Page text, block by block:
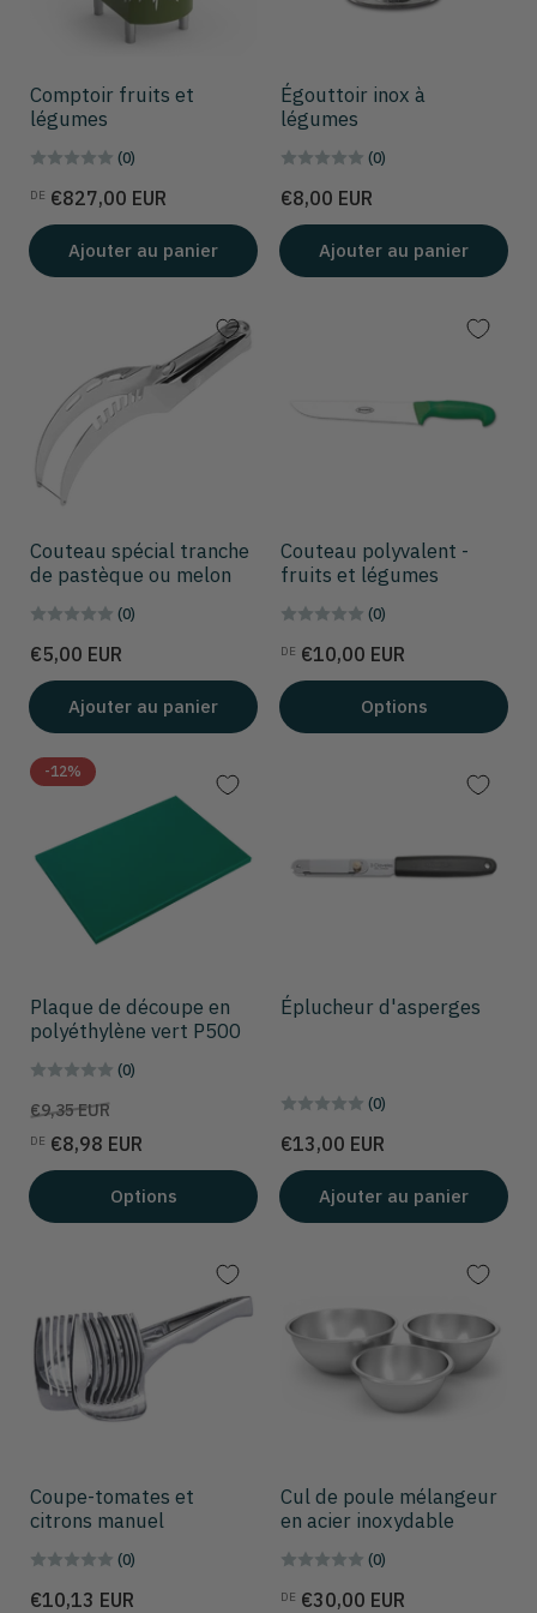
Comptoir fruits et
légumes
(0)
Prix
DE €827,00 EUR
Ajouter au panier
Égouttoir inox à
légumes
(0)
Prix
€8,00 EUR
Ajouter au panier
Couteau spécial tranche
de pastèque ou melon
(0)
Prix
€5,00 EUR
Ajouter au panier
Couteau polyvalent -
fruits et légumes
(0)
Prix
DE €10,00 EUR
Options
-12%
Plaque de découpe en
polyéthylène vert P500
(0)
Prix
€9,35 EUR
de
solde
DE €8,98 EUR
Options
Éplucheur d'asperges
(0)
Prix
€13,00 EUR
Ajouter au panier
Coupe-tomates et
citrons manuel
(0)
Prix
€10,13 EUR
Cul de poule mélangeur
en acier inoxydable
(0)
Prix
DE €30,00 EUR